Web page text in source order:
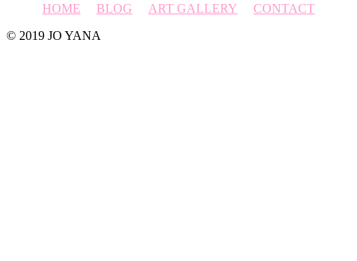
HOME BLOG ART GALLERY
CONTACT
© 2019 JO YANA